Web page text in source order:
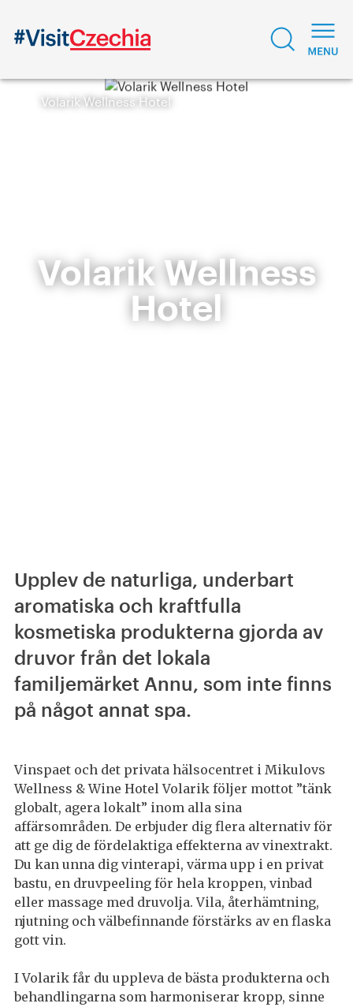
Volarik Wellness Hotel
Volarik Wellness
Hotel
Upplev de naturliga, underbart
aromatiska och kraftfulla
kosmetiska produkterna gjorda av
druvor från det lokala
familjemärket Annu, som inte finns
på något annat spa.
Vinspaet och det privata hälsocentret i Mikulovs
Wellness & Wine Hotel Volarik följer mottot ”tänk
globalt, agera lokalt” inom alla sina
affärsområden. De erbjuder dig flera alternativ för
att ge dig de fördelaktiga effekterna av vinextrakt.
Du kan unna dig vinterapi, värma upp i en privat
bastu, en druvpeeling för hela kroppen, vinbad
eller massage med druvolja. Vila, återhämtning,
njutning och välbefinnande förstärks av en flaska
gott vin.
I Volarik får du uppleva de bästa produkterna och
behandlingarna som harmoniserar kropp, sinne